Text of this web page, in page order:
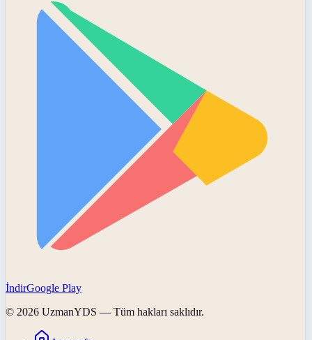
İndirGoogle Play
© 2026 UzmanYDS — Tüm hakları saklıdır.